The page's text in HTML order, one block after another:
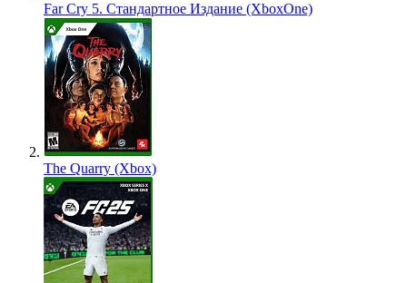
Far Cry 5. Стандартное Издание (XboxOne)
The Quarry (Xbox)